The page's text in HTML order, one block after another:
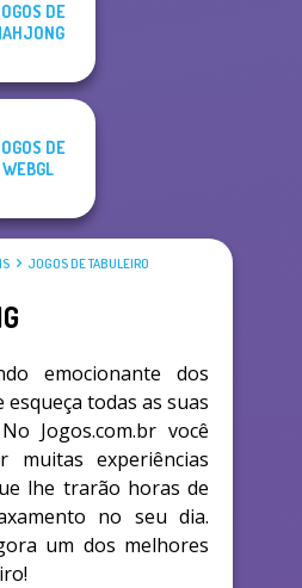
DE
DE
WEBGL
JOGOS DE TABULEIRO
emocionante dos
esqueça todas as suas
Jogos.com.br você
muitas experiências
lhe trarão horas de
no seu dia.
um dos melhores